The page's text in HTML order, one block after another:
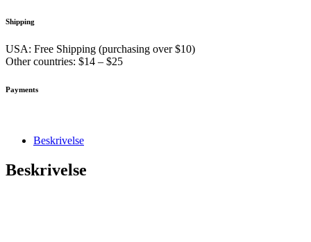
Shipping
USA: Free Shipping (purchasing over $10)
Other countries: $14 – $25
Payments
Beskrivelse
Beskrivelse